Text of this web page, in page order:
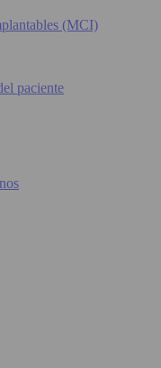
(MCI)
paciente